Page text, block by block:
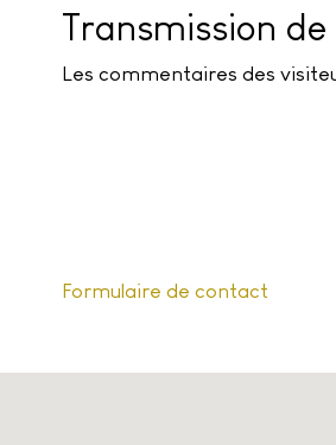
Transmission
Les commentaires des
Formulaire de contact